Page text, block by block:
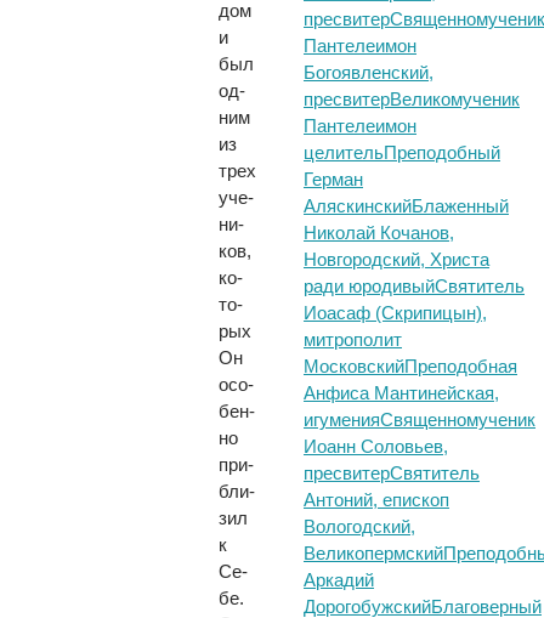
дом
и
был
од­
ним
из
трех
уче­
ни­
ков,
ко­
то­
рых
Он
осо­
бен­
но
при­
бли­
зил
к
Се­
бе.
пресвитерСвященномученик
Пантелеимон
Богоявленский,
пресвитерВеликомученик
Пантелеимон
целительПреподобный
Герман
АляскинскийБлаженный
Николай Кочанов,
Новгородский, Христа
ради юродивыйСвятитель
Иоасаф (Скрипицын),
митрополит
МосковскийПреподобная
Анфиса Мантинейская,
игуменияСвященномученик
Иоанн Соловьев,
пресвитерСвятитель
Антоний, епископ
Вологодский,
Великопермский
Аркадий
ДорогобужскийБлаговерный